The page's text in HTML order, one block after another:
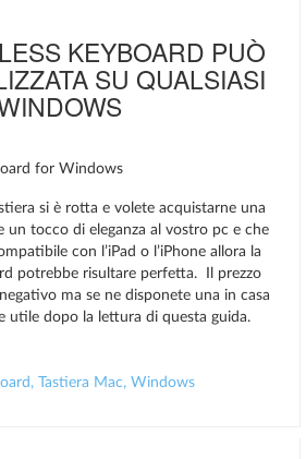
KEYBOARD PUÒ
SU QUALSIASI
si è rotta e volete acquistarne una
un tocco di eleganza al vostro pc e che
con l’iPad o l’iPhone allora la
potrebbe risultare perfetta. Il prezzo
ma se ne disponete una in casa
utile dopo la lettura di questa guida.
, Tastiera Mac, Windows